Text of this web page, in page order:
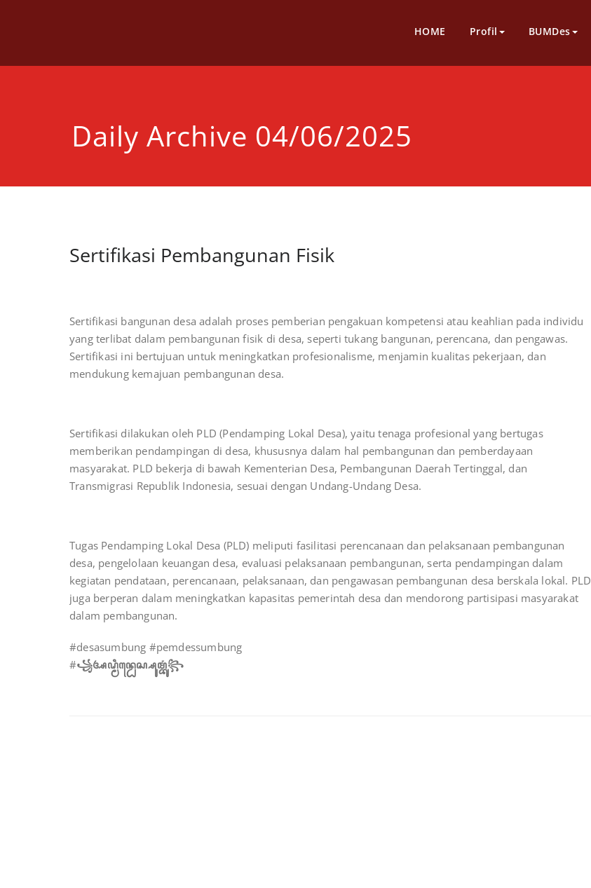
HOME Profil BUMDes
Daily Archive 04/06/2025
Sertifikasi Pembangunan Fisik
Sertifikasi bangunan desa adalah proses pemberian pengakuan kompetensi atau keahlian pada individu
yang terlibat dalam pembangunan fisik di desa, seperti tukang bangunan, perencana, dan pengawas.
Sertifikasi ini bertujuan untuk meningkatkan profesionalisme, menjamin kualitas pekerjaan, dan
mendukung kemajuan pembangunan desa.
Sertifikasi dilakukan oleh PLD (Pendamping Lokal Desa), yaitu tenaga profesional yang bertugas
memberikan pendampingan di desa, khususnya dalam hal pembangunan dan pemberdayaan
masyarakat. PLD bekerja di bawah Kementerian Desa, Pembangunan Daerah Tertinggal, dan
Transmigrasi Republik Indonesia, sesuai dengan Undang-Undang Desa.
Tugas Pendamping Lokal Desa (PLD) meliputi fasilitasi perencanaan dan pelaksanaan pembangunan
desa, pengelolaan keuangan desa, evaluasi pelaksanaan pembangunan, serta pendampingan dalam
kegiatan pendataan, perencanaan, pelaksanaan, dan pengawasan pembangunan desa berskala lokal. PLD
juga berperan dalam meningkatkan kapasitas pemerintah desa dan mendorong partisipasi masyarakat
dalam pembangunan.
#desasumbung #pemdessumbung
#꧁ꦄꦝ꧀ꦩꦶꦤ꧀ꦝꦺꦱ꧀ꦱꦸꦩ꧀ꦧꦸꦁ꧂